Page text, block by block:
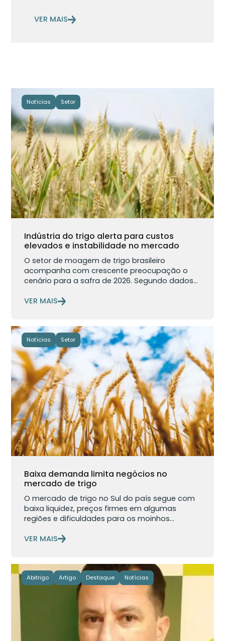
VER MAIS
Notícias Setor
Indústria do trigo alerta para custos
elevados e instabilidade no mercado
O setor de moagem de trigo brasileiro
acompanha com crescente preocupação o
cenário para a safra de 2026. Segundo dados...
VER MAIS
Notícias Setor
Baixa demanda limita negócios no
mercado de trigo
O mercado de trigo no Sul do país segue com
baixa liquidez, preços firmes em algumas
regiões e dificuldades para os moinhos...
VER MAIS
Abitrigo Artigo Destaque Notícias